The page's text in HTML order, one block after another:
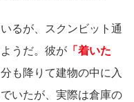
るが、スクンビット通
うだ。彼が 「着いた
も降りて建物の中に入
いたが、実際は倉庫の